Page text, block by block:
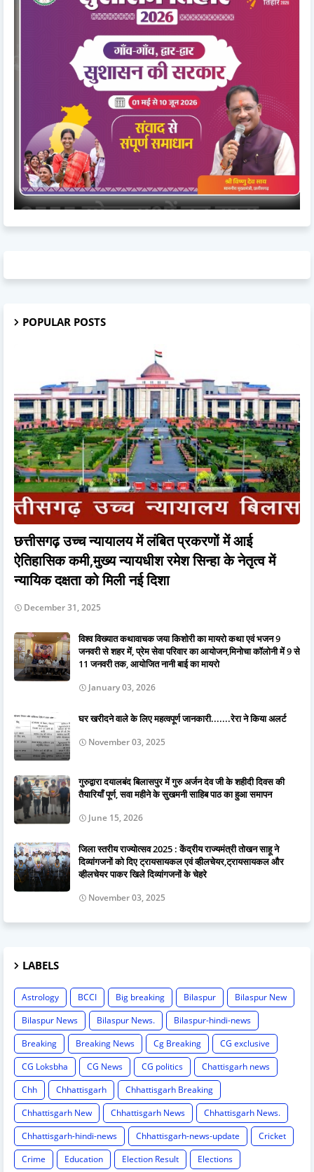
POPULAR POSTS
छत्तीसगढ़ उच्च न्यायालय में लंबित प्रकरणों में आई
ऐतिहासिक कमी,मुख्य न्यायधीश रमेश सिन्हा के नेतृत्व में
न्यायिक दक्षता को मिली नई दिशा
December 31, 2025
विश्व विख्यात कथावाचक जया किशोरी का मायरो कथा एवं भजन 9
जनवरी से शहर में, प्रेम सेवा परिवार का आयोजन,मिनोचा कॉलोनी में 9 से
11 जनवरी तक, आयोजित नानी बाई का मायरो
January 03, 2026
घर खरीदने वाले के लिए महत्वपूर्ण जानकारी.......रेरा ने किया अलर्ट
November 03, 2025
गुरुद्वारा दयालबंद बिलासपुर में गुरु अर्जन देव जी के शहीदी दिवस की
तैयारियाँ पूर्ण, सवा महीने के सुखमनी साहिब पाठ का हुआ समापन
June 15, 2026
जिला स्तरीय राज्योत्सव 2025 : केंद्रीय राज्यमंत्री तोखन साहू ने
दिव्यांगजनों को दिए ट्रायसायकल एवं व्हीलचेयर,ट्रायसायकल और
व्हीलचेयर पाकर खिले दिव्यांगजनों के चेहरे
November 03, 2025
LABELS
Astrology BCCI Big breaking Bilaspur
Bilaspur New
Bilaspur News
Bilaspur News.
Bilaspur-hindi-news
Breaking
Breaking News Cg Breaking
CG exclusive
CG Loksbha
CG News CG politics
Chattisgarh news
Chh
Chhattisgarh
Chhattisgarh Breaking
Chhattisgarh New
Chhattisgarh News
Chhattisgarh News.
Chhattisgarh-hindi-news
Chhattisgarh-news-update
Cricket
Crime
Education Election Result
Elections